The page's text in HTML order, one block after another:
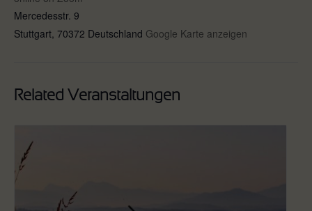
Mercedesstr. 9
Stuttgart, 70372 Deutschland Google Karte anzeigen
Related Veranstaltungen